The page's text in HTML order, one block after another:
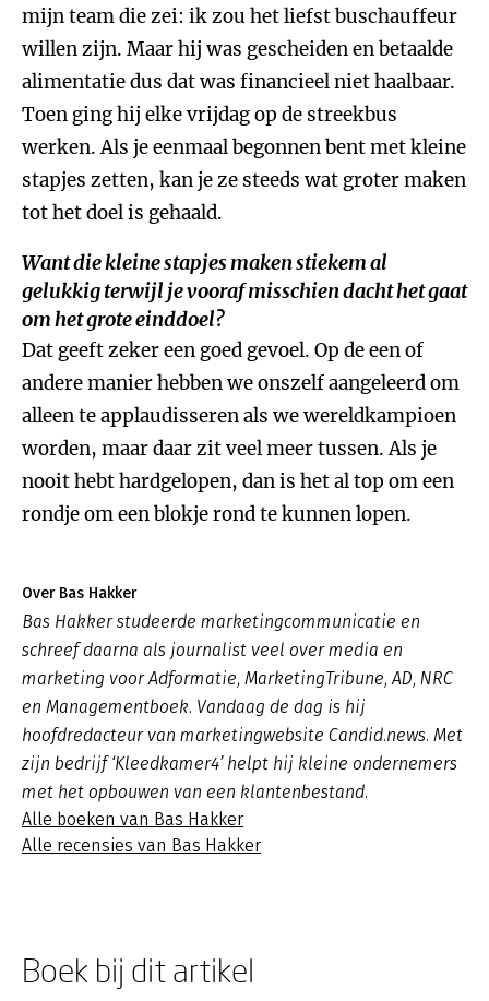
mijn team die zei: ik zou het liefst buschauffeur
willen zijn. Maar hij was gescheiden en betaalde
alimentatie dus dat was financieel niet haalbaar.
Toen ging hij elke vrijdag op de streekbus
werken. Als je eenmaal begonnen bent met kleine
stapjes zetten, kan je ze steeds wat groter maken
tot het doel is gehaald.
Want die kleine stapjes maken stiekem al
gelukkig terwijl je vooraf misschien dacht het gaat
om het grote einddoel?
Dat geeft zeker een goed gevoel. Op de een of
andere manier hebben we onszelf aangeleerd om
alleen te applaudisseren als we wereldkampioen
worden, maar daar zit veel meer tussen. Als je
nooit hebt hardgelopen, dan is het al top om een
rondje om een blokje rond te kunnen lopen.
Over Bas Hakker
Bas Hakker studeerde marketingcommunicatie en
schreef daarna als journalist veel over media en
marketing voor Adformatie, MarketingTribune, AD, NRC
en Managementboek. Vandaag de dag is hij
hoofdredacteur van marketingwebsite Candid.news. Met
zijn bedrijf ‘Kleedkamer4’ helpt hij kleine ondernemers
met het opbouwen van een klantenbestand.
Alle boeken van Bas Hakker
Alle recensies van Bas Hakker
Boek bij dit artikel